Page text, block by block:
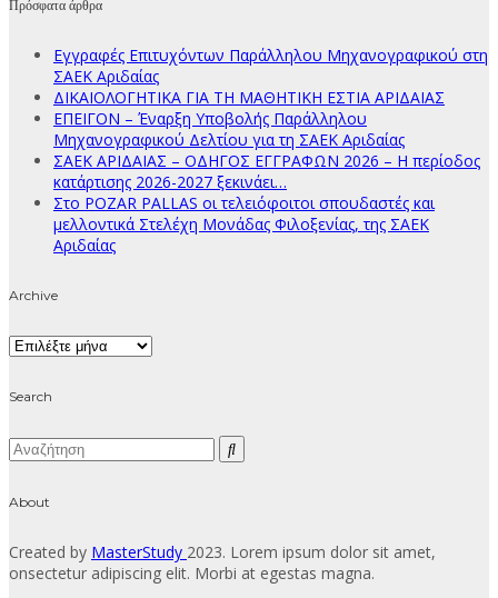
Πρόσφατα άρθρα
Εγγραφές Επιτυχόντων Παράλληλου Μηχανογραφικού στη
ΣΑΕΚ Αριδαίας
ΔΙΚΑΙΟΛΟΓΗΤΙΚΑ ΓΙΑ ΤΗ ΜΑΘΗΤΙΚΗ ΕΣΤΙΑ ΑΡΙΔΑΙΑΣ
ΕΠΕΙΓΟΝ – Έναρξη Υποβολής Παράλληλου
Μηχανογραφικού Δελτίου για τη ΣΑΕΚ Αριδαίας
ΣΑΕΚ ΑΡΙΔΑΙΑΣ – ΟΔΗΓΟΣ ΕΓΓΡΑΦΩΝ 2026 – Η περίοδος
κατάρτισης 2026-2027 ξεκινάει…
Στο POZAR PALLAS οι τελειόφοιτοι σπουδαστές και
μελλοντικά Στελέχη Μονάδας Φιλοξενίας, της ΣΑΕΚ
Αριδαίας
Archive
Archive
Search
About
Created by MasterStudy 2023. Lorem ipsum dolor sit amet,
onsectetur adipiscing elit. Morbi at egestas magna.